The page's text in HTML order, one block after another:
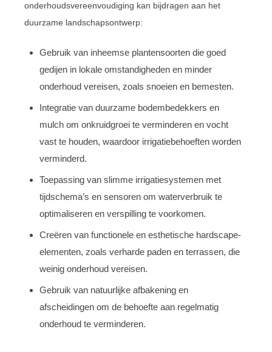
onderhoudsvereenvoudiging kan bijdragen aan het
duurzame landschapsontwerp:
Gebruik van inheemse plantensoorten die goed
gedijen in lokale omstandigheden en minder
onderhoud vereisen, zoals snoeien en bemesten.
Integratie van duurzame bodembedekkers en
mulch om onkruidgroei te verminderen en vocht
vast te houden, waardoor irrigatiebehoeften worden
verminderd.
Toepassing van slimme irrigatiesystemen met
tijdschema’s en sensoren om waterverbruik te
optimaliseren en verspilling te voorkomen.
Creëren van functionele en esthetische hardscape-
elementen, zoals verharde paden en terrassen, die
weinig onderhoud vereisen.
Gebruik van natuurlijke afbakening en
afscheidingen om de behoefte aan regelmatig
onderhoud te verminderen.